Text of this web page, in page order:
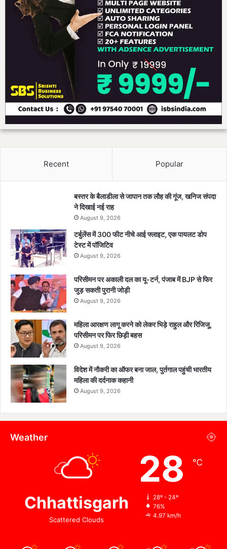
Recent Popular
बस्तर के बैलाडीला से जापान तक लौह की गूंज, खनिज संपदा
ने दिखाई नई राह
August 9, 2026
टर्बुलेंस में 300 फीट नीचे आई फ्लाइट, एक पायलट डोप
टेस्ट में पॉजिटिव
August 9, 2026
परिसीमन पर अकाली दल का यू-टर्न, पंजाब में BJP से फिर
जुड़ सकती पुरानी जोड़ी
August 9, 2026
महिला आरक्षण लागू करने को लेकर भिड़े राहुल और रिजिजू,
परिसीमन पर फिर छिड़ी बहस
August 9, 2026
विदेश में नौकरी का ऑफर बना जाल, पुर्तगाल पहुंची भारतीय
महिला की दर्दनाक कहानी
August 9, 2026
Weather
Chhattisgarh
Scattered Clouds
28 ℃
28º - 24º
76%
4.97 km/h